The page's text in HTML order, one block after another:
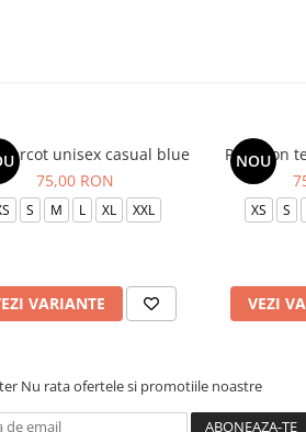
tercot unisex casual blue
75,00 RON
S M L XL XXL
VARIANTE
NOU
Pantalon
XS S
VEZI
Nu rata ofertele si promotiile noastre